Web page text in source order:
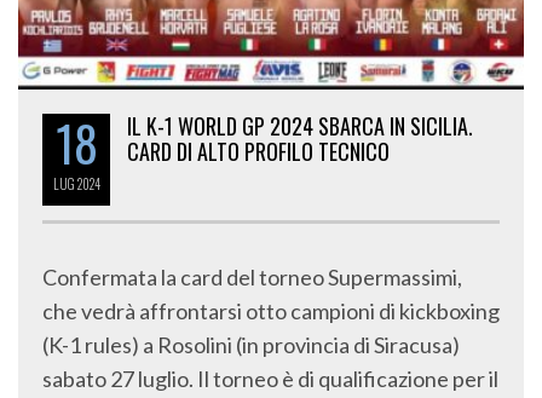
18
LUG2024
IL K-1 WORLD GP 2024 SBARCA IN SICILIA.
CARD DI ALTO PROFILO TECNICO
Confermata la card del torneo Supermassimi,
che vedrà affrontarsi otto campioni di kickboxing
(K-1 rules) a Rosolini (in provincia di Siracusa)
sabato 27 luglio. Il torneo è di qualificazione per il